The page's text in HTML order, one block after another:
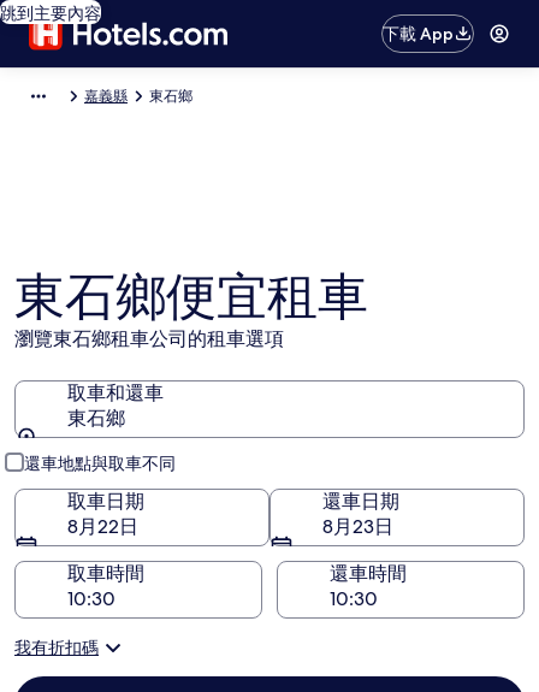
跳到主要內容
下載 App
嘉義縣 東石鄉
東石鄉便宜租車
瀏覽東石鄉租車公司的租車選項
取車和還車
東石鄉
取車和還車
還車地點與取車不同
取車日期
8月22日
還車日期
8月23日
取車時間
還車時間
我有折扣碼